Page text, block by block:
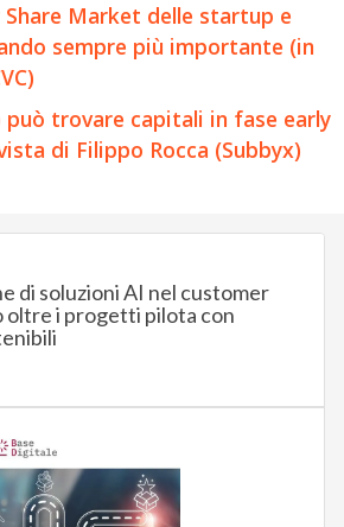
Share Market delle startup e
sempre più importante (in
può trovare capitali in fase early
di Filippo Rocca (Subbyx)
di soluzioni AI nel customer
oltre i progetti pilota con